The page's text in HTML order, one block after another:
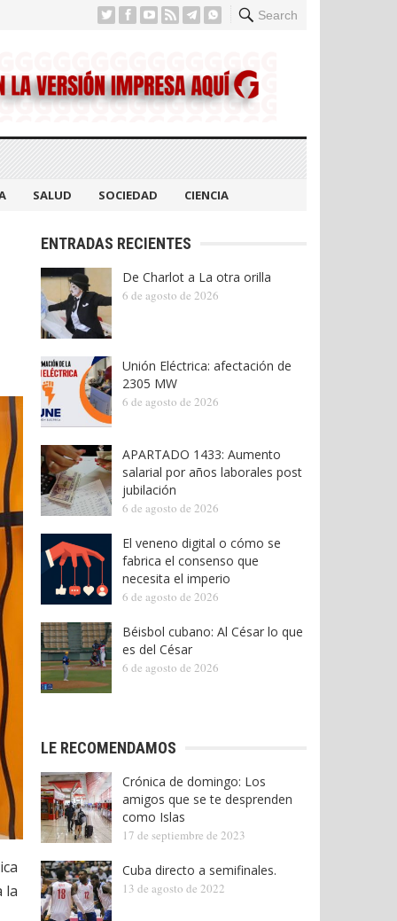
Search
SALUD SOCIEDAD CIENCIA
la
ENTRADAS RECIENTES
De Charlot a La otra orilla
6 de agosto de 2026
Unión Eléctrica: afectación de
2305 MW
6 de agosto de 2026
APARTADO 1433: Aumento
salarial por años laborales post
jubilación
6 de agosto de 2026
El veneno digital o cómo se
fabrica el consenso que
necesita el imperio
6 de agosto de 2026
Béisbol cubano: Al César lo que
es del César
6 de agosto de 2026
LE RECOMENDAMOS
Crónica de domingo: Los
amigos que se te desprenden
como Islas
17 de septiembre de 2023
Cuba directo a semifinales.
13 de agosto de 2022